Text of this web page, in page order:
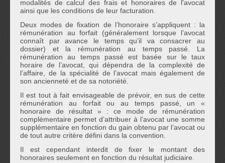
modalités de calcul des frais et honoraires de l'avocat
ainsi que les conditions de leur facturation.
Deux modes de fixation de l’honoraire s’appliquent : la
rémunération au forfait (généralement lorsque l’avocat
connaît par avance le temps qu’il va consacrer au
dossier) et la rémunération au temps passé. La
rémunération au temps passé est basée sur le taux
horaire de l’avocat, qui dépendra de la complexité de
l’affaire, de la spécialité de l’avocat mais également de
son ancienneté et de sa notoriété.
Il est tout à fait envisageable de prévoir, en sus de cette
rémunération au forfait ou au temps passé, un «
honoraire de résultat » : ce mode de rémunération
complémentaire permet d’attribuer à l’avocat une somme
supplémentaire en fonction du gain obtenu par l’avocat ou
de tout autre critère défini dans la convention.
Il est cependant interdit de fixer le montant des
honoraires seulement en fonction du résultat judiciaire.